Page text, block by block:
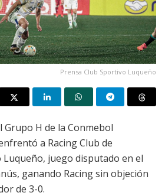
Prensa Club Sportivo Luqueño
H de la Conmebol
a Racing Club de
juego disputado en el
ganando Racing sin objeción
de 3-0.